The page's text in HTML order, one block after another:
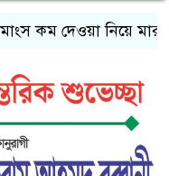
কম দেওয়া নিয়ে